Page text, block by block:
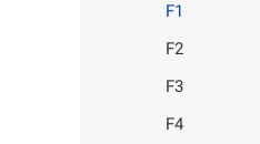
F1
F2
F3
F4